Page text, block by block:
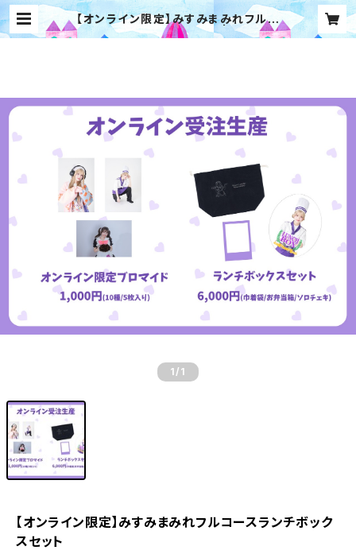
【オンライン限定】みすみまみれフルコ
ースランチボックスセット | 【わんふ
1 /1
【オンライン限定】みすみまみれフルコースランチボック
スセット